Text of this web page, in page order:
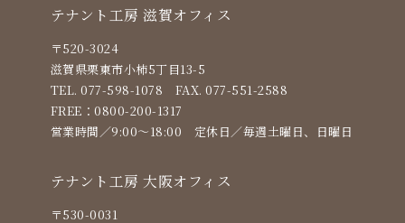
テナント⼯房 滋賀オフィス
〒520-3024
滋賀県栗東市小柿5丁目13-5
TEL. 077-598-1078 FAX. 077-551-2588
FREE：0800-200-1317
営業時間／9:00〜18:00 定休⽇／毎週土曜日、日曜日
テナント⼯房 ⼤阪オフィス
〒530-0031